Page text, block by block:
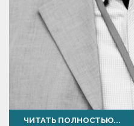
ЧИТАТЬ ПОЛНОСТЬЮ...